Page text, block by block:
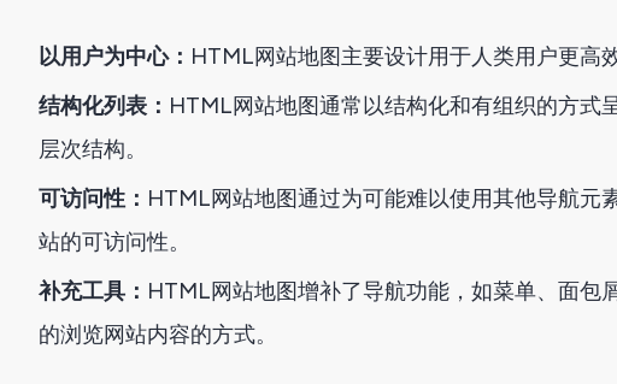
以用户为中心： HTML网站地图主要设计用于人类用户更高
结构化列表： HTML网站地图通常以结构化和有组织的方式
层次结构。
可访问性： HTML网站地图通过为可能难以使用其他导航元
站的可访问性。
补充工具： HTML网站地图增补了导航功能，如菜单、面包
的浏览网站内容的方式。